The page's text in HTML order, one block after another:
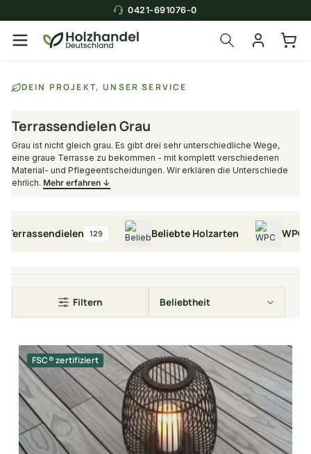
0421-691076-0
Sekunden das
DEIN PROJEKT, UNSER SERVICE
Terrassendielen Grau
Grau ist nicht gleich grau. Es gibt drei sehr unterschiedliche Wege,
eine graue Terrasse zu bekommen - mit komplett verschiedenen
Material- und Pflegeentscheidungen. Wir erklären die Unterschiede
ehrlich. Mehr erfahren ↓
129 Beliebte Holzarten WPC
Filtern
FSC® zertifiziert